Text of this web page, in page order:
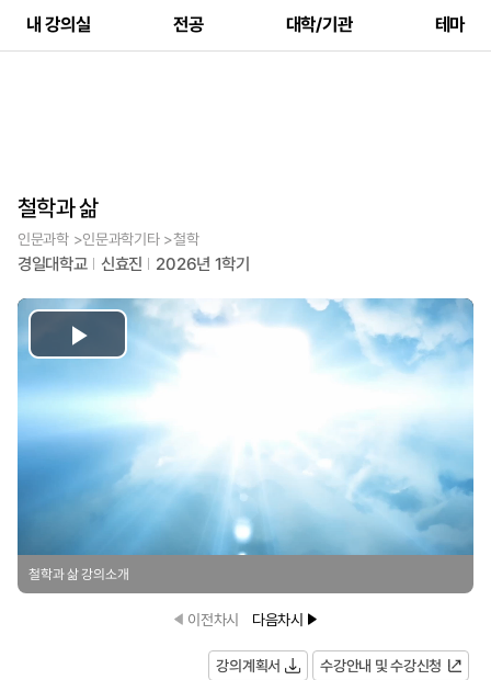
내 강의실 전공 대학/기관 테마
철학과 삶
인문과학 >인문과학기타 >철학
경일대학교 신효진 2026년 1학기
Play
철학과 삶 강의소개
이전차시 다음차시
강의계획서
수강안내 및 수강신청